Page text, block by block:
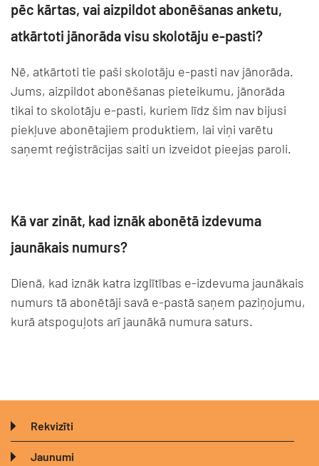
pēc kārtas, vai aizpildot abonēšanas anketu,
atkārtoti jānorāda visu skolotāju e-pasti?
Nē, atkārtoti tie paši skolotāju e-pasti nav jānorāda.
Jums, aizpildot abonēšanas pieteikumu, jānorāda
tikai to skolotāju e-pasti, kuriem līdz šim nav bijusi
piekļuve abonētajiem produktiem, lai viņi varētu
saņemt reģistrācijas saiti un izveidot pieejas paroli.
Kā var zināt, kad iznāk abonētā izdevuma
jaunākais numurs?
Dienā, kad iznāk katra izglītības e-izdevuma jaunākais
numurs tā abonētāji savā e-pastā saņem paziņojumu,
kurā atspoguļots arī jaunākā numura saturs.
Rekvizīti
Jaunumi